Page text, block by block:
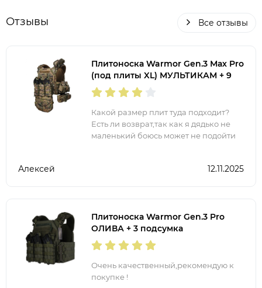
Отзывы Все отзывы
Плитоноска Warmor Gen.3 Мах Pro
(под плиты XL) МУЛЬТИКАМ + 9
подсумков
Какой размер плит туда подходит?
Есть ли возврат,так как я дядько не
маленький боюсь может не подойти
Алексей 12.11.2025
Плитоноска Warmor Gen.3 Pro
ОЛИВА + 3 подсумка
Очень качественный,рекомендую к
покупке !